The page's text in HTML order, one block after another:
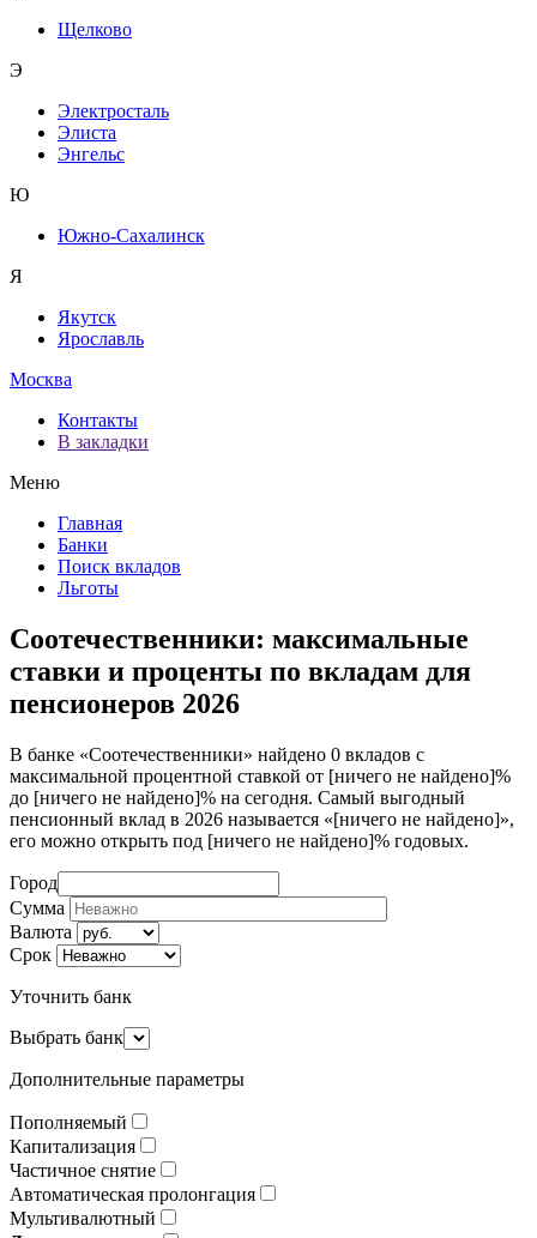
Щелково
Э
Электросталь
Элиста
Энгельс
Ю
Южно-Сахалинск
Я
Якутск
Ярославль
Москва
Контакты
В закладки
Меню
Главная
Банки
Поиск вкладов
Льготы
Соотечественники: максимальные
ставки и проценты по вкладам для
пенсионеров 2026
В банке «Соотечественники» найдено 0 вкладов с
максимальной процентной ставкой от [ничего не найдено]%
до [ничего не найдено]% на сегодня. Самый выгодный
пенсионный вклад в 2026 называется «[ничего не найдено]»,
его можно открыть под [ничего не найдено]% годовых.
Город
Сумма
Валюта
Срок
Уточнить банк
Выбрать банк
Дополнительные параметры
Пополняемый
Капитализация
Частичное снятие
Автоматическая пролонгация
Мультивалютный